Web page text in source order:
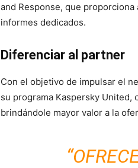
and Response, que
informes dedicados.
Diferenciar al partner
Con el objetivo de impulsar el
su programa Kaspersky United,
brindándole mayor valor a la